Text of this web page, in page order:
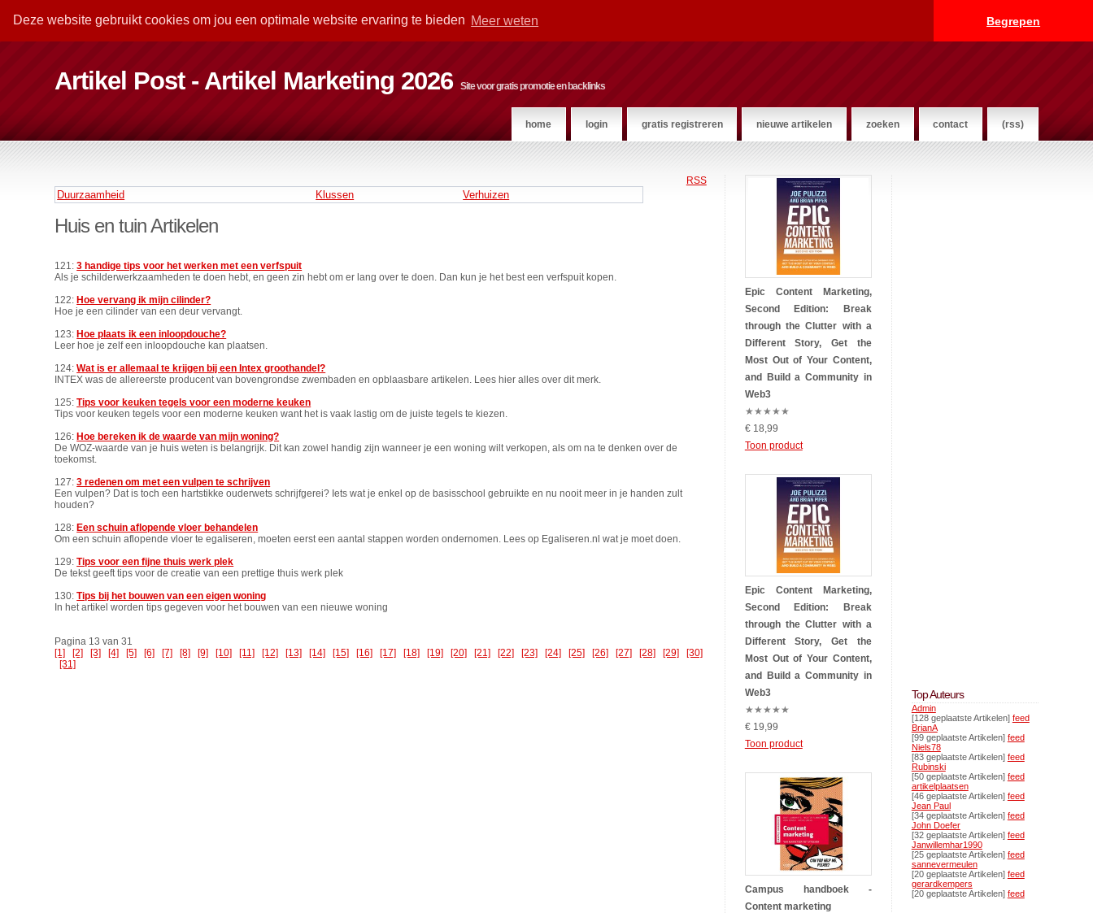
Deze website gebruikt cookies om jou een optimale website ervaring te bieden Meer weten Begrepen
Artikel Post - Artikel Marketing 2026 Site voor gratis promotie en backlinks
home login gratis registreren nieuwe artikelen zoeken contact (rss)
RSS
Duurzaamheid Klussen Verhuizen
Huis en tuin Artikelen
121:3 handige tips voor het werken met een verfspuit
Als je schilderwerkzaamheden te doen hebt, en geen zin hebt om er lang over te doen. Dan kun je het best een verfspuit kopen.
122: Hoe vervang ik mijn cilinder?
Hoe je een cilinder van een deur vervangt.
123: Hoe plaats ik een inloopdouche?
Leer hoe je zelf een inloopdouche kan plaatsen.
124:Wat is er allemaal te krijgen bij een Intex groothandel?
INTEX was de allereerste producent van bovengrondse zwembaden en opblaasbare artikelen. Lees hier alles over dit merk.
125:Tips voor keuken tegels voor een moderne keuken
Tips voor keuken tegels voor een moderne keuken want het is vaak lastig om de juiste tegels te kiezen.
126: Hoe bereken ik de waarde van mijn woning?
De WOZ-waarde van je huis weten is belangrijk. Dit kan zowel handig zijn wanneer je een woning wilt verkopen, als om na te denken over de
toekomst.
127:3 redenen om met een vulpen te schrijven
Een vulpen? Dat is toch een hartstikke ouderwets schrijfgerei? Iets wat je enkel op de basisschool gebruikte en nu nooit meer in je handen zult
houden?
128: Een schuin aflopende vloer behandelen
Om een schuin aflopende vloer te egaliseren, moeten eerst een aantal stappen worden ondernomen. Lees op Egaliseren.nl wat je moet doen.
129:Tips voor een fijne thuis werk plek
De tekst geeft tips voor de creatie van een prettige thuis werk plek
130:Tips bij het bouwen van een eigen woning
In het artikel worden tips gegeven voor het bouwen van een nieuwe woning
Pagina 13 van 31
[1]
[2] [3] [4] [5] [6] [7] [8] [9] [10] [11] [12] [13] [14] [15] [16] [17] [18] [19] [20] [21] [22] [23] [24] [25] [26] [27] [28] [29]
[30]
[31]
Epic Content Marketing,
Second Edition: Break
through the Clutter with a
Different Story, Get the
Most Out of Your Content,
and Build a Community in
Web3
★★★★★
€ 18,99
Toon product
Epic Content Marketing,
Second Edition: Break
through the Clutter with a
Different Story, Get the
Most Out of Your Content,
and Build a Community in
Web3
★★★★★
€ 19,99
Toon product
Campus handboek -
Content marketing
Top Auteurs
Admin
[128 geplaatste Artikelen] feed
BrianA
[99 geplaatste Artikelen] feed
Niels78
[83 geplaatste Artikelen] feed
Rubinski
[50 geplaatste Artikelen] feed
artikelplaatsen
[46 geplaatste Artikelen] feed
Jean Paul
[34 geplaatste Artikelen] feed
John Doefer
[32 geplaatste Artikelen] feed
Janwillemhar1990
[25 geplaatste Artikelen] feed
sannevermeulen
[20 geplaatste Artikelen] feed
gerardkempers
[20 geplaatste Artikelen] feed